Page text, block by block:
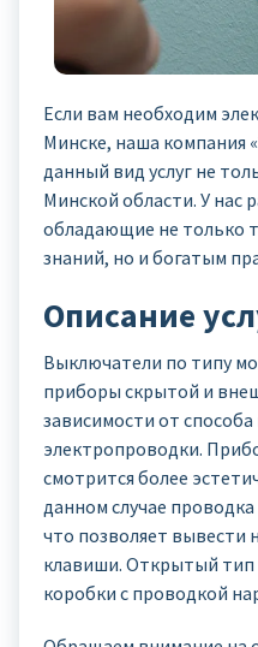
Если вам необходим
Минске, наша компания
данный вид услуг не
Минской области. У нас
обладающие не только
знаний, но и богатым
Описание
Выключатели по типу
приборы скрытой и
зависимости от
электропроводки.
смотрится более
данном случае
что позволяет вывести
клавиши. Открытый тип
коробки с проводкой